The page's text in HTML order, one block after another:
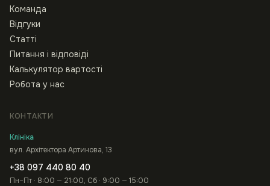
Команда
Відгуки
Статті
Питання і відповіді
Калькулятор вартості
Робота у нас
КОНТАКТИ
Клініка
вул. Архітектора Артинова, 13
+38 097 440 80 40
Пн–Пт · 8:00 — 21:00, Сб · 9:00 — 15:00